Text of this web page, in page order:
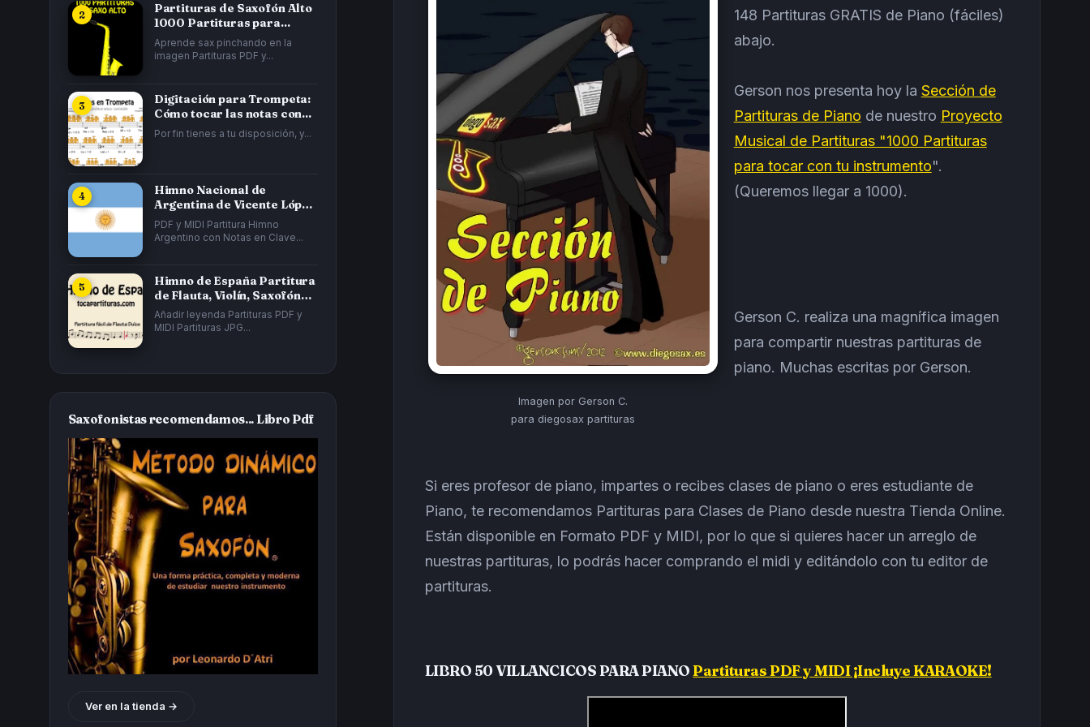
Imagen por Gerson C.
para diegosax partituras
148 Partituras GRATIS de Piano (fáciles)
abajo.
Gerson nos presenta hoy la Sección de
Partituras de Piano de nuestro Proyecto
Musical de Partituras "1000 Partituras
para tocar con tu instrumento".
(Queremos llegar a 1000).
Gerson C. realiza una magnífica imagen
para compartir nuestras partituras de
piano. Muchas escritas por Gerson.
Si eres profesor de piano, impartes o recibes clases de piano o eres estudiante de
Piano, te recomendamos Partituras para Clases de Piano desde nuestra Tienda Online.
Están disponible en Formato PDF y MIDI, por lo que si quieres hacer un arreglo de
nuestras partituras, lo podrás hacer comprando el midi y editándolo con tu editor de
partituras.
LIBRO 50 VILLANCICOS PARA PIANOPartituras PDF y MIDI ¡Incluye KARAOKE!
Partituras de Saxofón Alto
1000 Partituras para...
Aprende sax pinchando en la
imagen Partituras PDF y...
Digitación para Trompeta:
Cómo tocar las notas con...
Por fin tienes a tu disposición, y...
Himno Nacional de
Argentina de Vicente López
y Planes y...
PDF y MIDI Partitura Himno
Argentino con Notas en Clave...
Himno de España Partitura
de Flauta, Violín, Saxofón
Alto...
Añadir leyenda Partituras PDF y
MIDI Partituras JPG...
Saxofonistas recomendamos... Libro Pdf
Ver en la tienda →